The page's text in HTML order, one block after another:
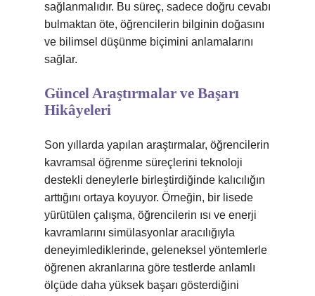
sağlanmalıdır. Bu süreç, sadece doğru cevabı
bulmaktan öte, öğrencilerin bilginin doğasını
ve bilimsel düşünme biçimini anlamalarını
sağlar.
Güncel Araştırmalar ve Başarı
Hikâyeleri
Son yıllarda yapılan araştırmalar, öğrencilerin
kavramsal öğrenme süreçlerini teknoloji
destekli deneylerle birleştirdiğinde kalıcılığın
arttığını ortaya koyuyor. Örneğin, bir lisede
yürütülen çalışma, öğrencilerin ısı ve enerji
kavramlarını simülasyonlar aracılığıyla
deneyimlediklerinde, geleneksel yöntemlerle
öğrenen akranlarına göre testlerde anlamlı
ölçüde daha yüksek başarı gösterdiğini